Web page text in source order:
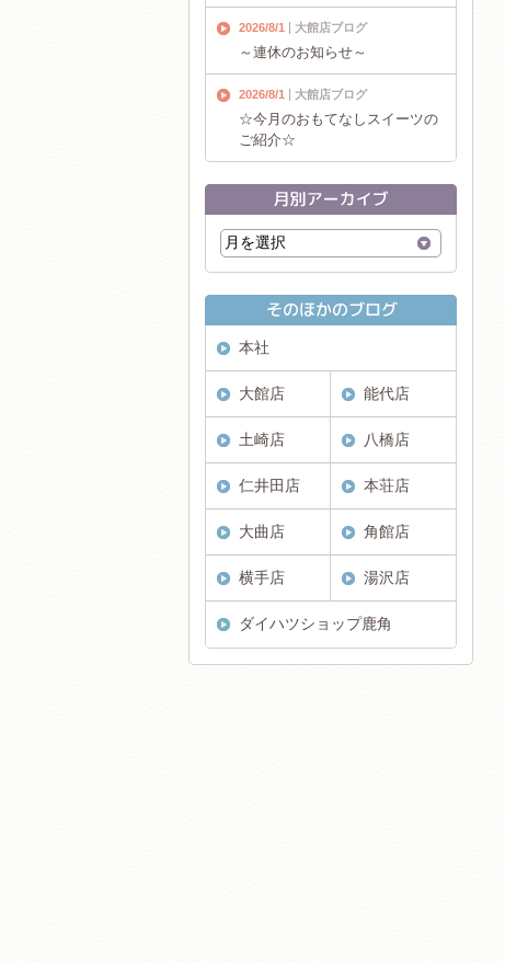
2026/8/1 大館店ブログ
～連休のお知らせ～
2026/8/1 大館店ブログ
☆今月のおもてなしスイーツの
ご紹介☆
本社
大館店 能代店
土崎店 八橋店
仁井田店 本荘店
大曲店 角館店
横手店 湯沢店
ダイハツショップ鹿角